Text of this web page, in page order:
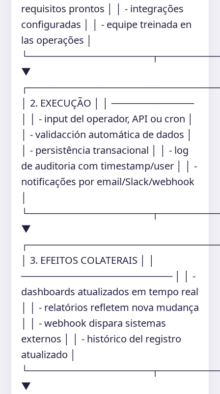
requisitos prontos │ │ - integrações
configuradas │ │ - equipe treinada en
las operações │
▼
│ 2. EXECUÇÃO │ │ ────────────
│ │ - input del operador, API ou cron │
│ - validacción automática de dados │
│ - persistência transacional │ │ - log
de auditoria com timestamp/user │ │ -
notificações por email/Slack/webhook
▼
│ 3. EFEITOS COLATERAIS │ │
────────────────────── │ │ -
dashboards atualizados em tempo real
│ │ - relatórios refletem nova mudança
│ │ - webhook dispara sistemas
externos │ │ - histórico del registro
atualizado │
▼